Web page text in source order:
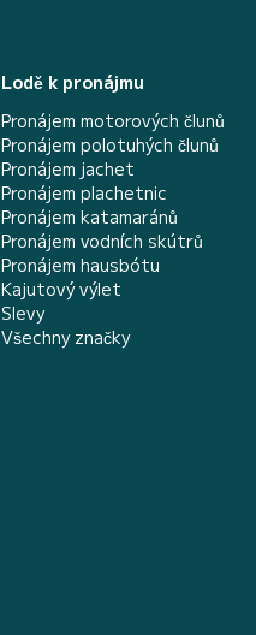
Lodě k pronájmu
Pronájem motorových člunů
Pronájem polotuhých člunů
Pronájem jachet
Pronájem plachetnic
Pronájem katamaránů
Pronájem vodních skútrů
Pronájem hausbótu
Kajutový výlet
Slevy
Všechny značky